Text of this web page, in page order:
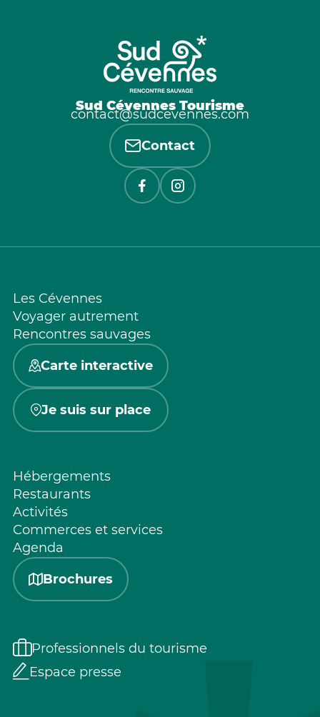
Sud Cévennes Tourisme
contact@sudcevennes.com
Contact
Les Cévennes
Voyager autrement
Rencontres sauvages
Carte interactive
Je suis sur place
Hébergements
Restaurants
Activités
Commerces et services
Agenda
Brochures
Professionnels du tourisme
Espace presse